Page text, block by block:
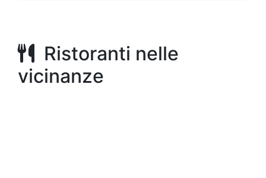
Ristoranti nelle
vicinanze